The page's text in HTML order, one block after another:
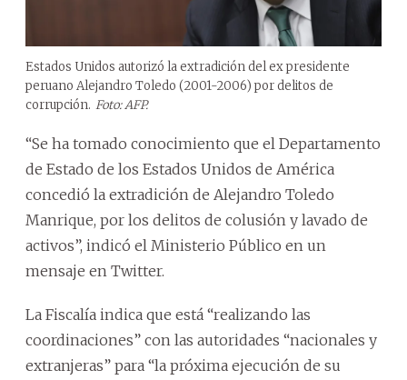
Estados Unidos autorizó la extradición del ex presidente
peruano Alejandro Toledo (2001-2006) por delitos de
corrupción. Foto: AFP.
“Se ha tomado conocimiento que el Departamento
de Estado de los Estados Unidos de América
concedió la extradición de Alejandro Toledo
Manrique, por los delitos de colusión y lavado de
activos”, indicó el Ministerio Público en un
mensaje en Twitter.
La Fiscalía indica que está “realizando las
coordinaciones” con las autoridades “nacionales y
extranjeras” para “la próxima ejecución de su